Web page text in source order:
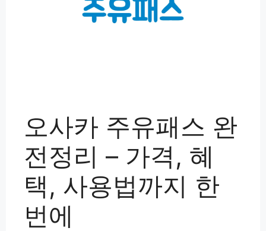
오사카 주유패스 완
전정리 – 가격, 혜
택, 사용법까지 한
번에